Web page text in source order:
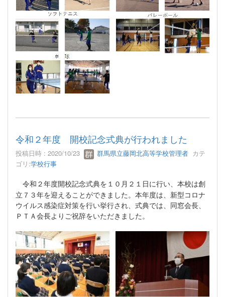
令和２年度 開校記念式典が行われました
投稿日時 : 2020/10/23 群馬県立藤岡北高等学校管理者 カテ
ゴリ:学校行事
令和２年度開校記念式典を１０月２１日に行い、本校は創
立７３年を迎えることができました。本年度は、新型コロナ
ウイルス感染症対策を行い挙行され、式典では、同窓会長、
ＰＴＡ会長よりご祝辞をいただきました。